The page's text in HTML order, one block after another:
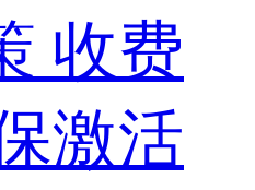
收费
激活